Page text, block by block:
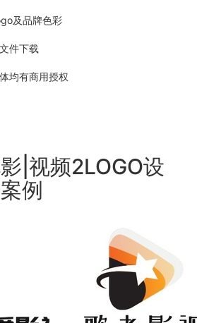
及品牌色彩
件下载
均有商用授权
|视频2LOGO设
例